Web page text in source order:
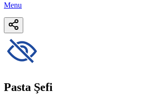
Menu
Pasta Şefi